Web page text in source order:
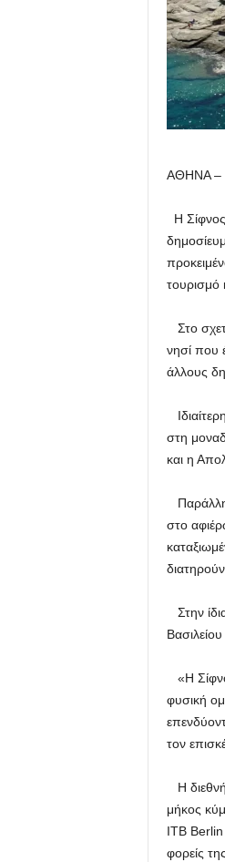
ΑΘΗΝΑ –
Η
τουρισμό
Στο
νησί που
άλλους
στη
και η
στο
Στην
«Η
φυσική
τον
Η
μήκος
ITB Berlin
φορείς